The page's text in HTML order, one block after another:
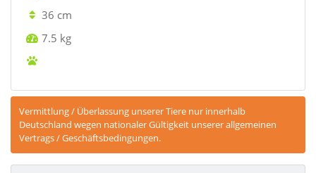
36 cm
7.5 kg
Vermittlung / Überlassung unserer Tiere nur innerhalb
Deutschland wegen nationaler Gültigkeit unserer allgemeinen
Vertrags / Geschäftsbedingungen.